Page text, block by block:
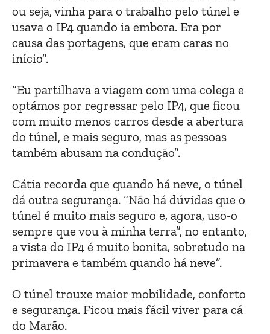
ou seja, vinha para o trabalho pelo túnel e
usava o IP4 quando ia embora. Era por
causa das portagens, que eram caras no
início”.
“Eu partilhava a viagem com uma colega e
optámos por regressar pelo IP4, que ficou
com muito menos carros desde a abertura
do túnel, e mais seguro, mas as pessoas
também abusam na condução”.
Cátia recorda que quando há neve, o túnel
dá outra segurança. “Não há dúvidas que o
túnel é muito mais seguro e, agora, uso-o
sempre que vou à minha terra”, no entanto,
a vista do IP4 é muito bonita, sobretudo na
primavera e também quando há neve”.
O túnel trouxe maior mobilidade, conforto
e segurança. Ficou mais fácil viver para cá
do Marão.